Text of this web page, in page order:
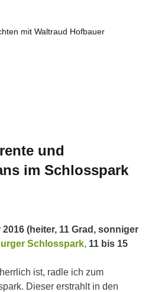
und
im Schlosspark
(heiter, 11 Grad, sonniger
Schlosspark, 11 bis 15
ist, radle ich zum
Dieser erstrahlt in den